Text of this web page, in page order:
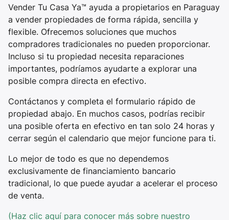
Vender Tu Casa Ya™ ayuda a propietarios en Paraguay
a vender propiedades de forma rápida, sencilla y
flexible. Ofrecemos soluciones que muchos
compradores tradicionales no pueden proporcionar.
Incluso si tu propiedad necesita reparaciones
importantes, podríamos ayudarte a explorar una
posible compra directa en efectivo.
Contáctanos y completa el formulario rápido de
propiedad abajo. En muchos casos, podrías recibir
una posible oferta en efectivo en tan solo 24 horas y
cerrar según el calendario que mejor funcione para ti.
Lo mejor de todo es que no dependemos
exclusivamente de financiamiento bancario
tradicional, lo que puede ayudar a acelerar el proceso
de venta.
(Haz clic aquí para conocer más sobre nuestro